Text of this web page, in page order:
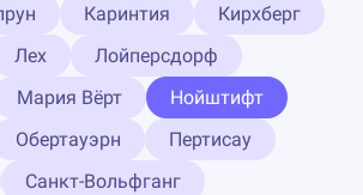
Каринтия
Кирхберг
Лех
Лойперсдорф
Мария Вёрт
Нойштифт
Обертауэрн
Пертисау
Санкт-Вольфганг